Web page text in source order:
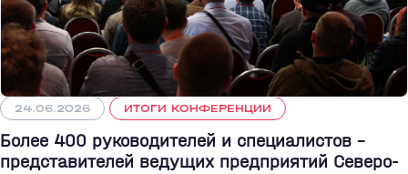
24.06.2026 ИТОГИ КОНФЕРЕНЦИИ
Более 400 руководителей и специалистов –
представителей ведущих предприятий Северо-